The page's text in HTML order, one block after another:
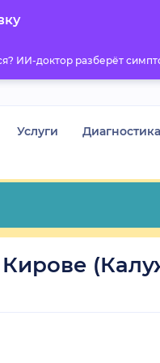
ИИ-доктор разберёт
Услуги Диагностика